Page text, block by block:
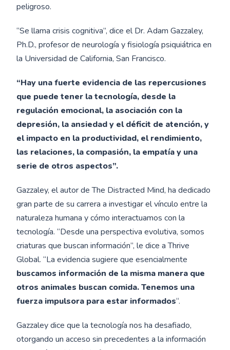
peligroso.
“Se llama crisis cognitiva”, dice el Dr. Adam Gazzaley,
Ph.D., profesor de neurología y fisiología psiquiátrica en
la Universidad de California, San Francisco.
“Hay una fuerte evidencia de las repercusiones
que puede tener la tecnología, desde la
regulación emocional, la asociación con la
depresión, la ansiedad y el déficit de atención, y
el impacto en la productividad, el rendimiento,
las relaciones, la compasión, la empatía y una
serie de otros aspectos”.
Gazzaley, el autor de The Distracted Mind, ha dedicado
gran parte de su carrera a investigar el vínculo entre la
naturaleza humana y cómo interactuamos con la
tecnología. “Desde una perspectiva evolutiva, somos
criaturas que buscan información”, le dice a Thrive
Global. “La evidencia sugiere que esencialmente
buscamos información de la misma manera que
otros animales buscan comida. Tenemos una
fuerza impulsora para estar informados“.
Gazzaley dice que la tecnología nos ha desafiado,
otorgando un acceso sin precedentes a la información